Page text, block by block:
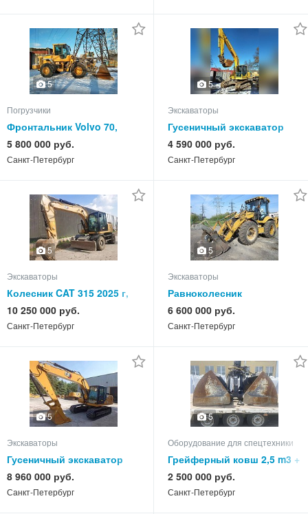
5
Погрузчики
Фронтальник Volvo 70,
2010 г, в габарите
5 800 000 руб.
Санкт-Петербург
5
Экскаваторы
Гусеничный экскаватор
Komatsu 220, 2013 г, новая
ходовая
4 590 000 руб.
Санкт-Петербург
5
Экскаваторы
Колесник CAT 315 2025 г,
390 м/ч, новый
10 250 000 руб.
Санкт-Петербург
5
Экскаваторы
Равноколесник
экскаватор-погрузчик
BULL 4SX, 1800 м/ч
6 600 000 руб.
Санкт-Петербург
5
Экскаваторы
Гусеничный экскаватор
CAT 320, 2025 г, новый
8 960 000 руб.
Санкт-Петербург
5
Оборудование для спецтехники
Грейферный ковш 2,5 m3 +
ротатор, новый
2 500 000 руб.
Санкт-Петербург